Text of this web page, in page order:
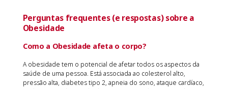
Perguntas frequentes (e respostas) sobre a
Obesidade
Como a Obesidade afeta o corpo?
A obesidade tem o potencial de afetar todos os aspectos da
saúde de uma pessoa. Está associada ao colesterol alto,
pressão alta, diabetes tipo 2, apneia do sono, ataque cardíaco,